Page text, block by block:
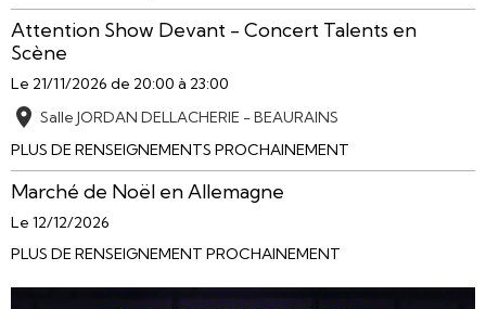
Attention Show Devant - Concert Talents en
Scène
Le 21/11/2026 de 20:00 à 23:00
Salle JORDAN DELLACHERIE - BEAURAINS
PLUS DE RENSEIGNEMENTS PROCHAINEMENT
Marché de Noël en Allemagne
Le 12/12/2026
PLUS DE RENSEIGNEMENT PROCHAINEMENT